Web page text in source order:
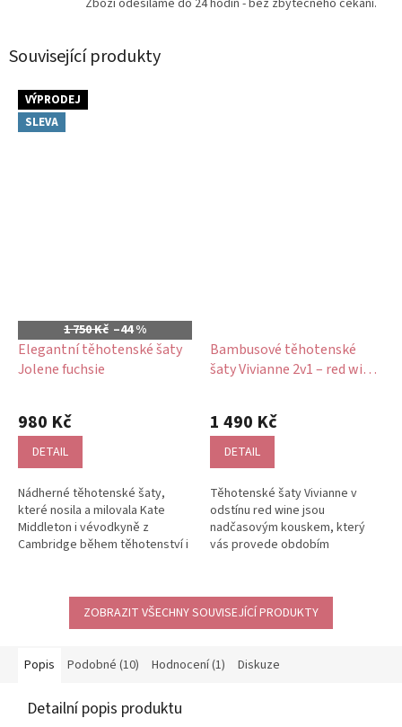
Zboží odesíláme do 24 hodin - bez zbytečného čekání.
Související produkty
VÝPRODEJ
SLEVA
1 750 Kč –44 %
Elegantní těhotenské šaty
Jolene fuchsie
hodnocení
produktu
5,0
5
hvězdiček.
980 Kč
DETAIL
Nádherné těhotenské šaty,
které nosila a milovala Kate
Middleton i vévodkyně z
Cambridge během těhotenství i
Bambusové těhotenské
šaty Vivianne 2v1 – red wine,
hodnocení
produktu
5,0
5
hvězdiček.
1 490 Kč
DETAIL
Těhotenské šaty Vivianne v
odstínu red wine jsou
nadčasovým kouskem, který
vás provede obdobím
ZOBRAZIT VŠECHNY SOUVISEJÍCÍ PRODUKTY
Popis Podobné (10) Hodnocení (1) Diskuze
Detailní popis produktu